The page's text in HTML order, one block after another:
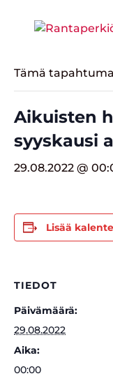
« Kaikki
Tämä
Aikuisten
syyskausi
29.08.2022 @
Lisää
TIEDOT
Päivämäärä:
29.08.2022
Aika:
00:00